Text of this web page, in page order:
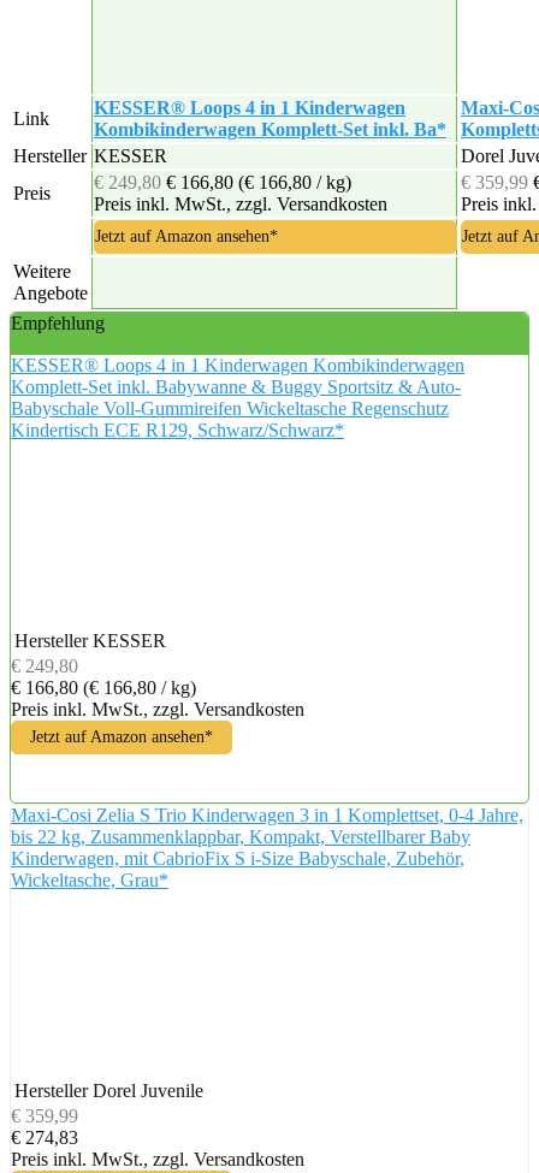
Link
KESSER® Loops 4 in 1 Kinderwagen
Kombikinderwagen Komplett-Set inkl. Ba*
Maxi-
Hersteller KESSER
Dorel
Preis
€ 249,80 € 166,80 (€ 166,80 / kg)
Preis inkl. MwSt., zzgl. Versandkosten
€ 359,99
Preis
Jetzt auf Amazon ansehen* Jetzt auf
Weitere
Angebote
Empfehlung
KESSER® Loops 4 in 1 Kinderwagen Kombikinderwagen
Komplett-Set inkl. Babywanne & Buggy Sportsitz & Auto-
Babyschale Voll-Gummireifen Wickeltasche Regenschutz
Kindertisch ECE R129, Schwarz/Schwarz*
Hersteller KESSER
€ 249,80
€ 166,80 (€ 166,80 / kg)
Preis inkl. MwSt., zzgl. Versandkosten
Jetzt auf Amazon ansehen*
Maxi-Cosi Zelia S Trio Kinderwagen 3 in 1 Komplettset, 0-4 Jahre,
bis 22 kg, Zusammenklappbar, Kompakt, Verstellbarer Baby
Kinderwagen, mit CabrioFix S i-Size Babyschale, Zubehör,
Wickeltasche, Grau*
Hersteller Dorel Juvenile
€ 359,99
€ 274,83
Preis inkl. MwSt., zzgl. Versandkosten